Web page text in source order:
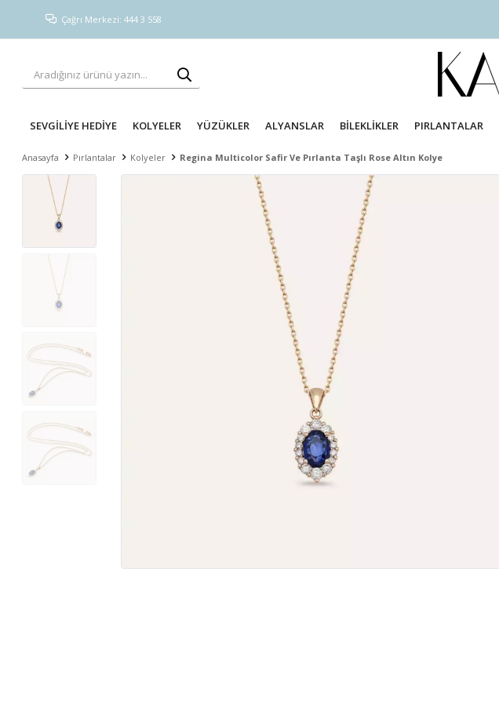
Çağrı Merkezi: 444 3 558
SEVGİLİYE HEDİYE KOLYELER YÜZÜKLER ALYANSLAR BİLEKLİKLER PIRLANTALAR
Anasayfa Pırlantalar Kolyeler Regina Multicolor Safir Ve Pırlanta Taşlı Rose Altın Kolye